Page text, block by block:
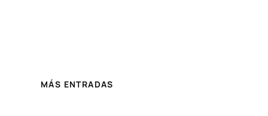
MÁS ENTRADAS